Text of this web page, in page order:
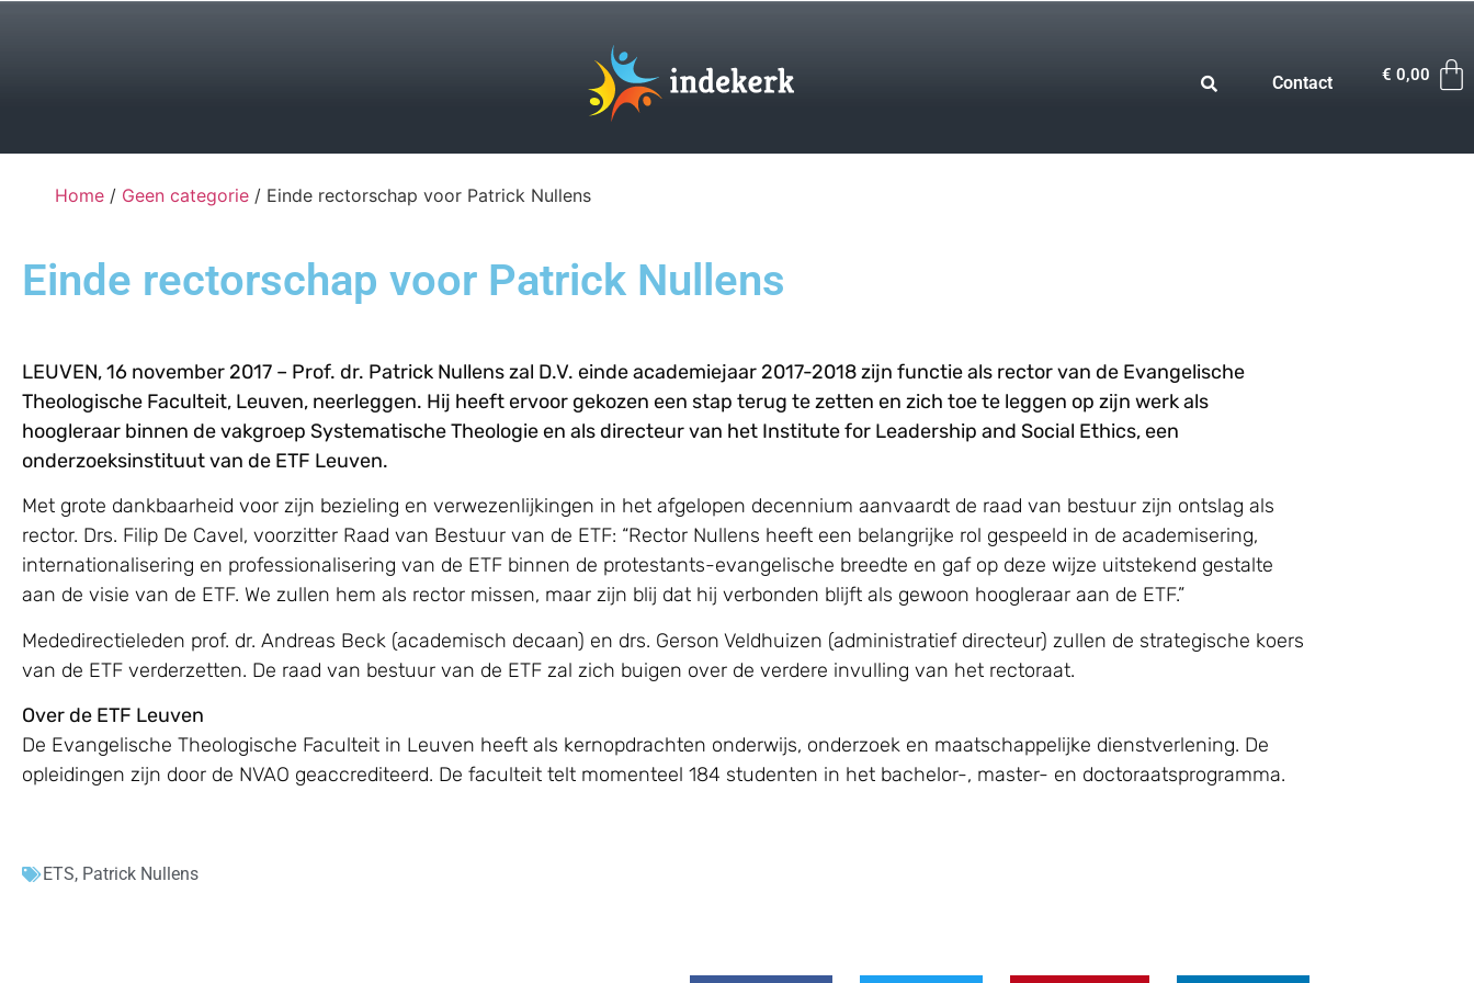
Contact € 0,00
Home / Geen categorie / Einde rectorschap voor Patrick Nullens
Einde rectorschap voor Patrick Nullens
LEUVEN, 16 november 2017 – Prof. dr. Patrick Nullens zal D.V. einde academiejaar 2017-2018 zijn functie als rector van de Evangelische
Theologische Faculteit, Leuven, neerleggen. Hij heeft ervoor gekozen een stap terug te zetten en zich toe te leggen op zijn werk als
hoogleraar binnen de vakgroep Systematische Theologie en als directeur van het Institute for Leadership and Social Ethics, een
onderzoeksinstituut van de ETF Leuven.
Met grote dankbaarheid voor zijn bezieling en verwezenlijkingen in het afgelopen decennium aanvaardt de raad van bestuur zijn ontslag als
rector. Drs. Filip De Cavel, voorzitter Raad van Bestuur van de ETF: “Rector Nullens heeft een belangrijke rol gespeeld in de academisering,
internationalisering en professionalisering van de ETF binnen de protestants-evangelische breedte en gaf op deze wijze uitstekend gestalte
aan de visie van de ETF. We zullen hem als rector missen, maar zijn blij dat hij verbonden blijft als gewoon hoogleraar aan de ETF.”
Mededirectieleden prof. dr. Andreas Beck (academisch decaan) en drs. Gerson Veldhuizen (administratief directeur) zullen de strategische koers
van de ETF verderzetten. De raad van bestuur van de ETF zal zich buigen over de verdere invulling van het rectoraat.
Over de ETF Leuven
De Evangelische Theologische Faculteit in Leuven heeft als kernopdrachten onderwijs, onderzoek en maatschappelijke dienstverlening. De
opleidingen zijn door de NVAO geaccrediteerd. De faculteit telt momenteel 184 studenten in het bachelor-, master- en doctoraatsprogramma.
ETS, Patrick Nullens